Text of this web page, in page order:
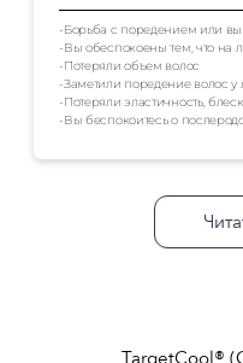
-Борьба с поредением или
-Вы обеспокоены тем, что на
-Потеряли объем волос
-Заметили поредение волос
-Потеряли эластичность,
-Вы беспокоитесь о
TargetCool®